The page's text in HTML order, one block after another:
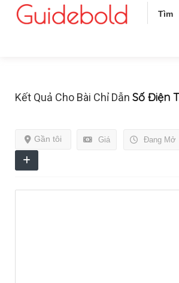
Tìm
Kết Quả Cho Bài Chỉ Dẫn Số Điện
Giá Đang Mở
Gần tôi